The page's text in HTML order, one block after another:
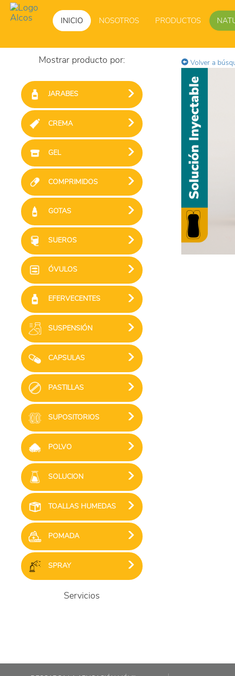
INICIO NOSOTROS PRODUCTOS
Mostrar producto por:
JARABES
CREMA
GEL
COMPRIMIDOS
GOTAS
SUEROS
ÓVULOS
EFERVECENTES
SUSPENSIÓN
CAPSULAS
PASTILLAS
SUPOSITORIOS
POLVO
SOLUCION
TOALLAS HUMEDAS
POMADA
SPRAY
Servicios
Volver a